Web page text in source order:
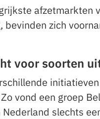
afzetmarkten
bevinden zich
voor soorten
vond een groep
Nederland slechts